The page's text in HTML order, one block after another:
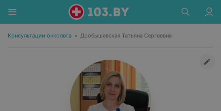
Консультации онколога • Дробышевская Татьяна Сергеевна